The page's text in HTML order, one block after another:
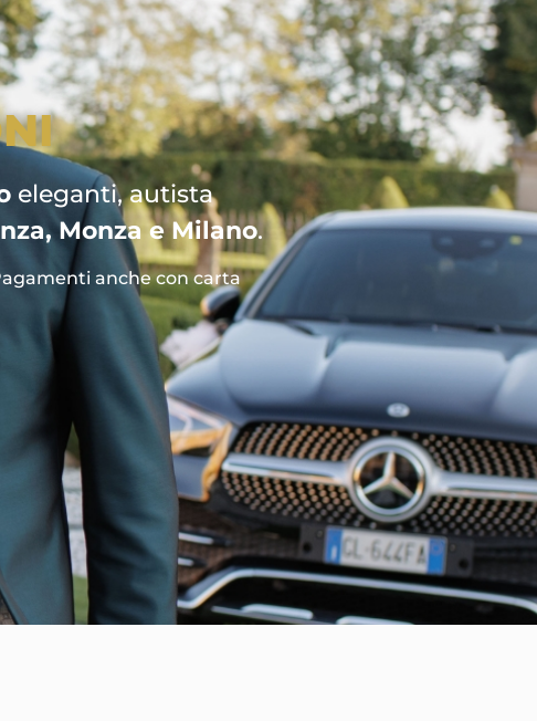
eleganti, autista
Monza e Milano.
anche con carta